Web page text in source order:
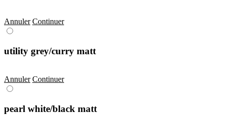
Annuler Continuer
utility grey/curry matt
Annuler Continuer
pearl white/black matt